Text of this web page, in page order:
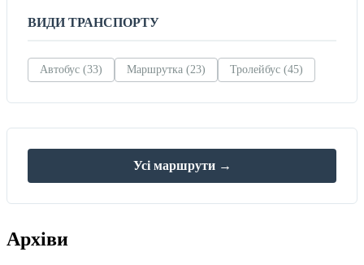
ВИДИ ТРАНСПОРТУ
Автобус (33) Маршрутка (23) Тролейбус (45)
Усі маршрути →
Архіви